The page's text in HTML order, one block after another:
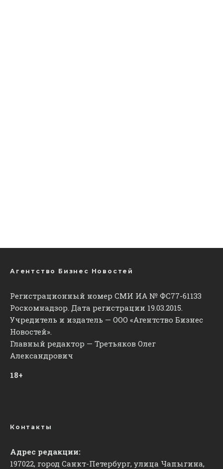
Агентство Бизнес Новостей
Регистрационный номер СМИ ИА № ФС77-61133
Роскомнадзор. Дата регистрации 19.03.2015.
Учредитель и издатель — ООО «Агентство Бизнес
Новостей».
Главный редактор — Третьяков Олег
Александрович
18+
Контакты
Адрес редакции:
197022, город Санкт-Петербург, улица Чапыгина,